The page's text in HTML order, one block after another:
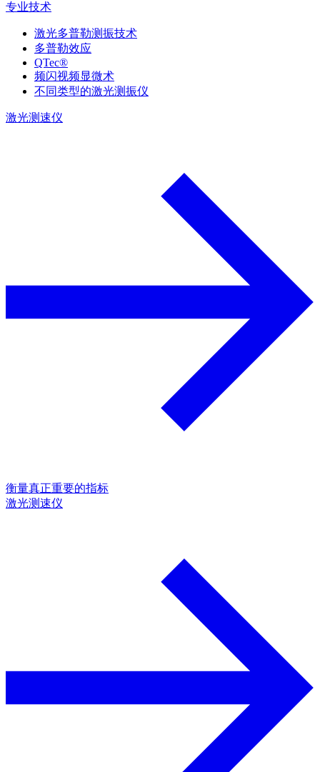
专业技术
激光多普勒测振技术
多普勒效应
QTec®
频闪视频显微术
不同类型的激光测振仪
激光测速仪
衡量真正重要的指标
激光测速仪